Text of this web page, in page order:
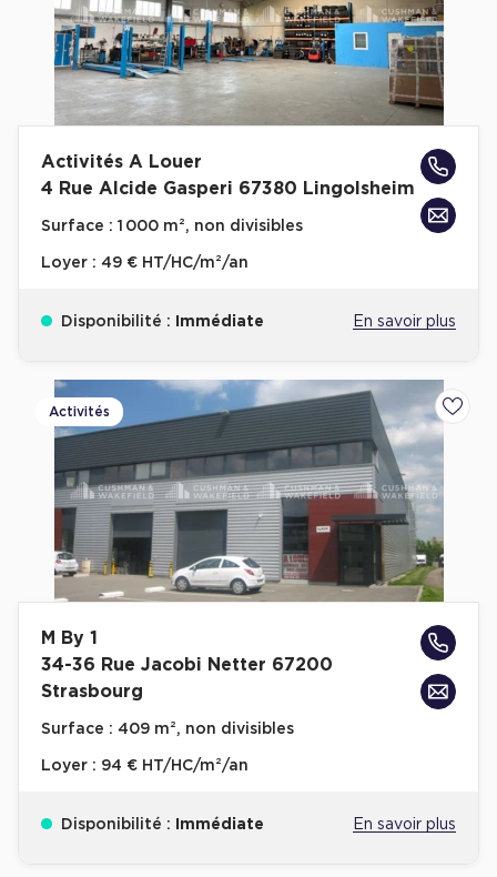
Activités A Louer
4 Rue Alcide Gasperi 67380 Lingolsheim
Surface : 1 000 m², non divisibles
Loyer : 49 € HT/HC/m²/an
Disponibilité : Immédiate En savoir plus
Activités
M By 1
34-36 Rue Jacobi Netter 67200
Strasbourg
Surface : 409 m², non divisibles
Loyer : 94 € HT/HC/m²/an
Disponibilité : Immédiate En savoir plus